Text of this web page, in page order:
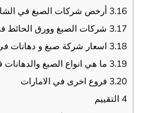
3.16 أرخص شركات الصبغ في
3.17 شركات الصبغ وورق الحائط
3.18 اسعار شركة صبغ و دهانات
3.19 ما هي انواع الصبغ
3.20 فروع اخرى في الامارات
4 التقييم